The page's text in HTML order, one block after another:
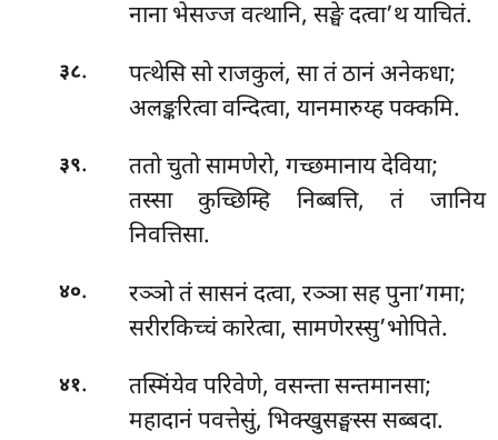
नाना भेसज्ज वत्थानि, सङ्घे दत्वा’थ याचितं.
३८.
पत्थेसि सो राजकुलं, सा तं ठानं अनेकधा;
अलङ्करित्वा वन्दित्वा, यानमारुय्ह पक्कमि.
३९.
ततो चुतो सामणेरो, गच्छमानाय देविया;
तस्सा कुच्छिम्हि निब्बत्ति, तं जानिय
निवत्तिसा.
४०.
रञ्ञो तं सासनं दत्वा, रञ्ञा सह पुना’गमा;
सरीरकिच्चं कारेत्वा, सामणेरस्सु’भोपिते.
४१.
तस्मिंयेव परिवेणे, वसन्ता सन्तमानसा;
महादानं पवत्तेसुं, भिक्खुसङ्घस्स सब्बदा.